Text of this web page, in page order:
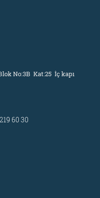
No:3B Kat:25 İç kapı
60 30